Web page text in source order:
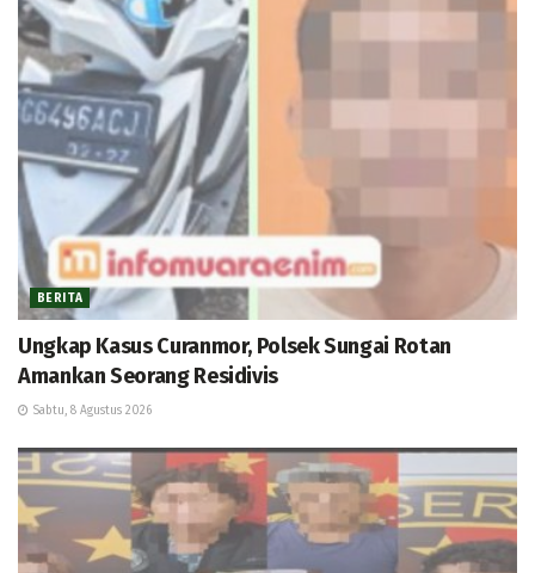
BERITA
Ungkap Kasus Curanmor, Polsek Sungai Rotan
Amankan Seorang Residivis
Sabtu, 8 Agustus 2026